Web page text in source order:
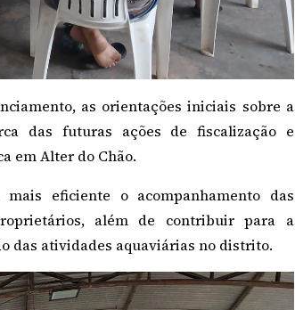
as orientações iniciais sobre a
das futuras ações de fiscalização e
em Alter do Chão.
eficiente o acompanhamento das
além de contribuir para a
das atividades aquaviárias no distrito.